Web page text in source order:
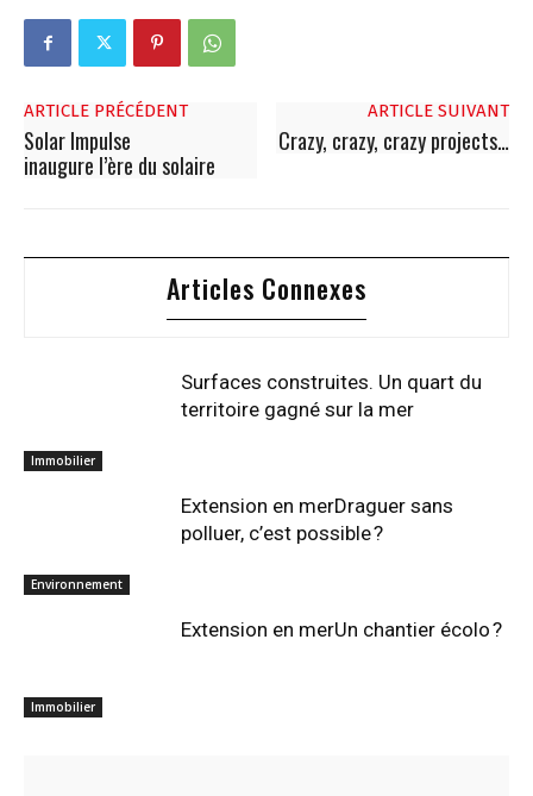
ARTICLE PRÉCÉDENT
Solar Impulse
inaugure l’ère du solaire
ARTICLE SUIVANT
Crazy, crazy, crazy projects…
Articles Connexes
Immobilier
Surfaces construites. Un quart du
territoire gagné sur la mer
Environnement
Extension en merDraguer sans
polluer, c’est possible ?
Immobilier
Extension en merUn chantier écolo ?